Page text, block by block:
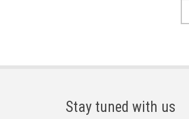
Stay tuned with us